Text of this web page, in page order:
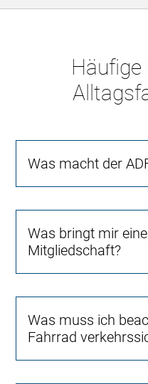
Häufige
Was macht der
Was bringt mir
Mitgliedschaft?
Was muss ich
Fahrrad